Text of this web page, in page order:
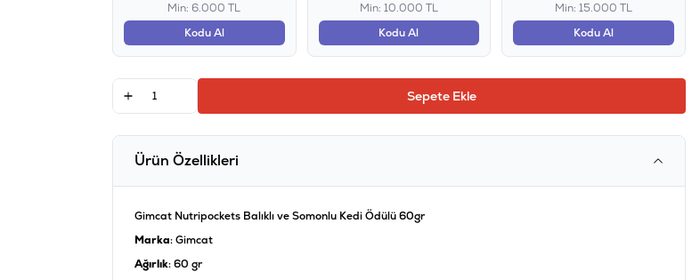
Min: 6.000 TL
Kodu Al
Min: 10.000 TL
Kodu Al
Min: 15.000 TL
Kodu Al
Sepete Ekle
Ürün Özellikleri
Gimcat Nutripockets Balıklı ve Somonlu Kedi Ödülü 60gr
Marka: Gimcat
Ağırlık: 60 gr